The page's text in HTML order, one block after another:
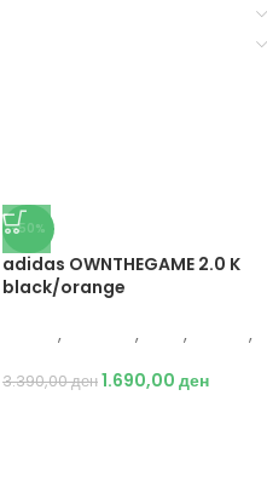
-50%
adidas OWNTHEGAME 2.0 K
black/orange
, , ,
,
3.390,00ден1.690,00 ден